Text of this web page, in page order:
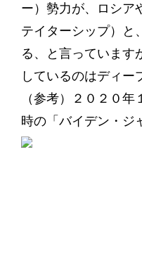
ー）勢力が、ロシア
テイターシップ）と
る、と言っています
しているのはディー
（参考）２０２０
時の「バイデン・ジ